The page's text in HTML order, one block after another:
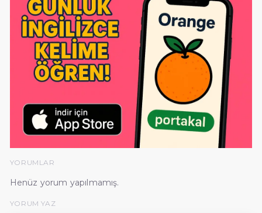
YORUMLAR
Henüz yorum yapılmamış.
YORUM YAZ